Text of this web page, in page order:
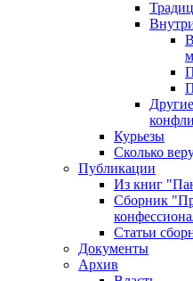
Курьезы
Сколько
Публикации
Из книг
Сборник
Статьи
Документы
Архив